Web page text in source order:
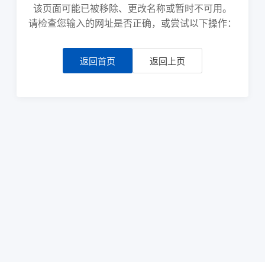
该页面可能已被移除、更改名称或暂时不可用。
请检查您输入的网址是否正确，或尝试以下操作：
返回首页 返回上页